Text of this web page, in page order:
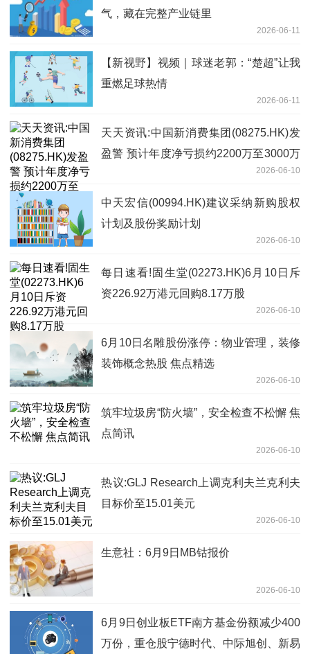
气，藏在完整产业链里
2026-06-11
【新视野】视频｜球迷老郭：“楚超”让我
重燃足球热情
2026-06-11
天天资讯:中国新消费集团(08275.HK)发
盈警 预计年度净亏损约2200万至3000万
2026-06-10
中天宏信(00994.HK)建议采纳新购股权
计划及股份奖励计划
2026-06-10
每日速看!固生堂(02273.HK)6月10日斥
资226.92万港元回购8.17万股
2026-06-10
6月10日名雕股份涨停：物业管理，装修
装饰概念热股 焦点精选
2026-06-10
筑牢垃圾房“防火墙”，安全检查不松懈 焦
点简讯
2026-06-10
热议:GLJ Research上调克利夫兰克利夫
目标价至15.01美元
2026-06-10
生意社：6月9日MB钴报价
2026-06-10
6月9日创业板ETF南方基金份额减少400
万份，重仓股宁德时代、中际旭创、新易